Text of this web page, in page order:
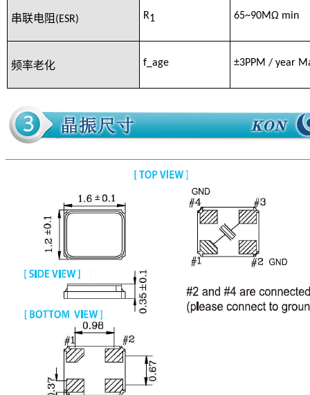
串联电阻(ESR) R1 65~90MΩ min
频率老化 f_age ±3PPM / year